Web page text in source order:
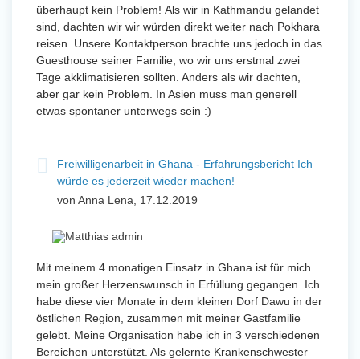
überhaupt kein Problem! Als wir in Kathmandu gelandet
sind, dachten wir wir würden direkt weiter nach Pokhara
reisen. Unsere Kontaktperson brachte uns jedoch in das
Guesthouse seiner Familie, wo wir uns erstmal zwei
Tage akklimatisieren sollten. Anders als wir dachten,
aber gar kein Problem. In Asien muss man generell
etwas spontaner unterwegs sein :)
Freiwilligenarbeit in Ghana - Erfahrungsbericht Ich
würde es jederzeit wieder machen!
von Anna Lena, 17.12.2019
Mit meinem 4 monatigen Einsatz in Ghana ist für mich
mein großer Herzenswunsch in Erfüllung gegangen. Ich
habe diese vier Monate in dem kleinen Dorf Dawu in der
östlichen Region, zusammen mit meiner Gastfamilie
gelebt. Meine Organisation habe ich in 3 verschiedenen
Bereichen unterstützt. Als gelernte Krankenschwester